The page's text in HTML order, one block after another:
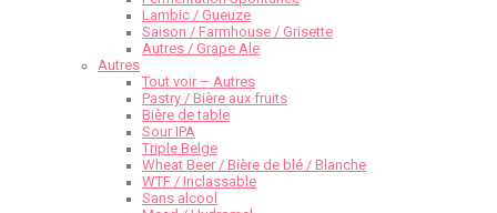
Lambic / Gueuze
Saison / Farmhouse / Grisette
Autres / Grape Ale
Autres
Tout voir – Autres
Pastry / Bière aux fruits
Bière de table
Sour IPA
Triple Belge
Wheat Beer / Bière de blé / Blanche
WTF / Inclassable
Sans alcool